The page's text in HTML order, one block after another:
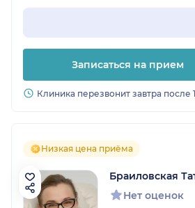
Записаться на прием
Клиника перезвонит завтра после
Низкая цена приёма
Браиловская
Нет оценок